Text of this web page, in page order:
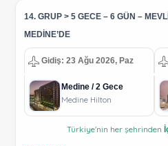
14. GRUP > 5 GECE – 6 GÜN –
MEDİNE’DE
Gidiş: 23 Ağu 2026, Paz
Medine / 2 Gece
Medine Hilton
Türkiye'nin her şehrinden